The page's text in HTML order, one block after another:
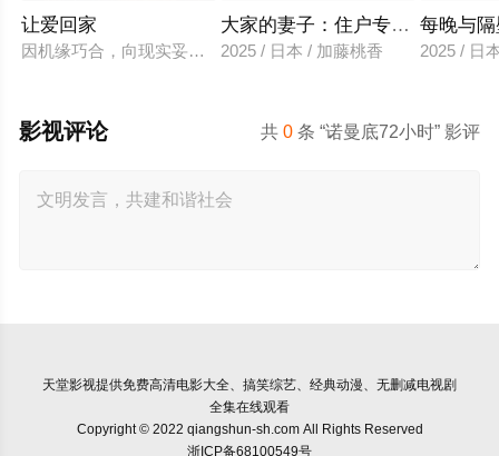
让爱回家
因机缘巧合，向现实妥协的导演朱达仁萌生拍一部《河南人在
大家的妻子：住户专用洞口
2025 / 日本 / 加藤桃香
每晚与
2025 / 日
共0 条 “诺曼底72小时” 影评
影视评论
天堂影视提供免费高清电影大全、搞笑综艺、经典动漫、无删减电视剧
全集在线观看
Copyright © 2022 qiangshun-sh.com All Rights Reserved
浙ICP备68100549号